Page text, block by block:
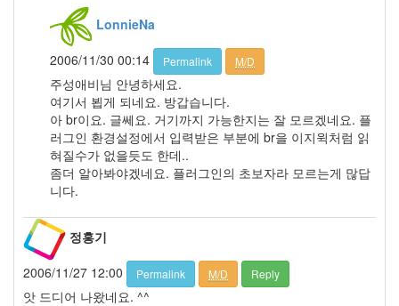
LonnieNa
2006/11/30 00:14
Permalink M/D
주성애비님 안녕하세요.
여기서 뵙게 되네요. 방갑습니다.
아 br이요. 글쎄요. 거기까지 가능한지는 잘 모르겠네요. 플
러그인 환경설정에서 입력받은 부분에 br을 이지윅처럼 읽
혀질수가 없을듯도 한데..
좀더 알아봐야겠네요. 플러그인의 초보자라 모르는게 많답
니다.
정홍기
2006/11/27 12:00
Permalink M/D Reply
앗 드디어 나왔네요. ^^
2007
2007
월
6
2007
년
12